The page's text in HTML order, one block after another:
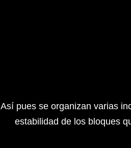
Así pues se organizan varias
estabilidad de los bloques